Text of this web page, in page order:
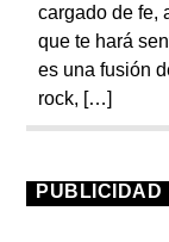
cargado de fe,
que te hará
es una fusión
rock, […]
PUBLICIDAD